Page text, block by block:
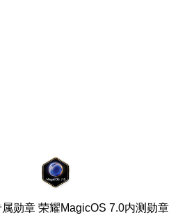
勋章 荣耀MagicOS 7.0内测勋章